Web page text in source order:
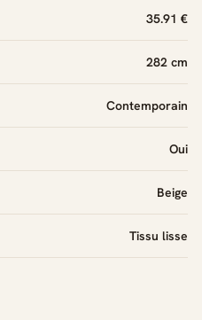
35.91 €
282 cm
Contemporain
Oui
Beige
Tissu lisse